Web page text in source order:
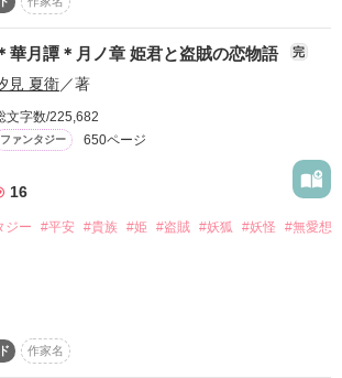
掲載しております。
作品を読む
がとうございます！
ま
作品を読む
ーーーーー！！！」
犬？
らね？」
ぇのか？」
人鬼の鬼？
術にたけている少女
ら　ちよ)
一部内容修正中
華月譚＊月ノ章 姫君と盗賊の恋物語 完
見 夏衛／著
文字数/225,682
ファンタジー 650ページ
16
ジー #平安 #貴族 #姫 #盗賊 #妖狐 #妖怪
#無愛想
の一＞
作家名